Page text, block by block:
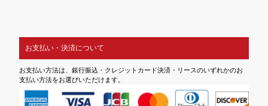
お支払い・決済について
お支払い方法は、銀行振込・クレジットカード決済・リースのいずれかのお
支払い方法をお選びいただけます。